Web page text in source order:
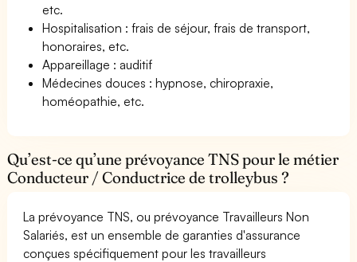
etc.
Hospitalisation : frais de séjour, frais de transport,
honoraires, etc.
Appareillage : auditif
Médecines douces : hypnose, chiropraxie,
homéopathie, etc.
Qu’est-ce qu’une prévoyance TNS pour le métier
Conducteur / Conductrice de trolleybus ?
La prévoyance TNS, ou prévoyance Travailleurs Non
Salariés, est un ensemble de garanties d'assurance
conçues spécifiquement pour les travailleurs